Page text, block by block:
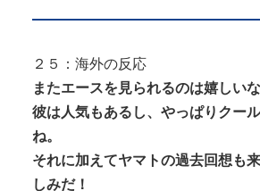
２５：海外の反応
またエースを見られるのは嬉しいな
彼は人気もあるし、やっぱりクー
ね。
それに加えてヤマトの過去回想も
しみだ！